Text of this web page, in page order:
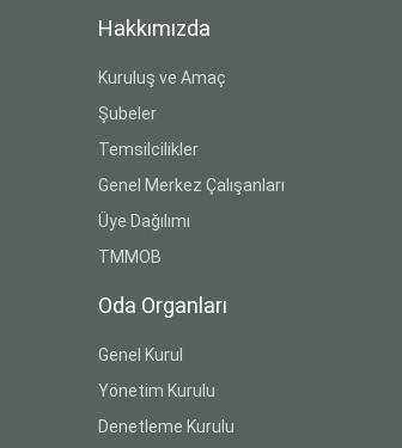
Hakkımızda
Kuruluş ve Amaç
Şubeler
Temsilcilikler
Genel Merkez Çalışanları
Üye Dağılımı
TMMOB
Oda Organları
Genel Kurul
Yönetim Kurulu
Denetleme Kurulu